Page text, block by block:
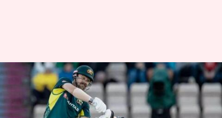
Travis Head: భారత్‌ నా ఫేవరెట్‌
కాదు.. కానీ సిరీస్‌ కోసం శ్రమిస్తున్నా :
ట్రావిస్ హెడ్